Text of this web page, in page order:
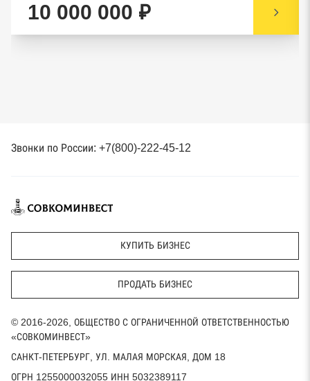
10 000 000 ₽
Звонки по России: +7(800)-222-45-12
КУПИТЬ БИЗНЕС
ПРОДАТЬ БИЗНЕС
© 2016-2026, ОБЩЕСТВО С ОГРАНИЧЕННОЙ ОТВЕТСТВЕННОСТЬЮ
«СОВКОМИНВЕСТ»
САНКТ-ПЕТЕРБУРГ, УЛ. МАЛАЯ МОРСКАЯ, ДОМ 18
ОГРН 1255000032055 ИНН 5032389117